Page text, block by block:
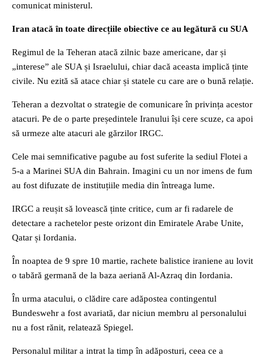
comunicat ministerul.
Iran atacă în toate direcțiile obiective ce au legătură cu SUA
Regimul de la Teheran atacă zilnic baze americane, dar și
„interese” ale SUA și Israelului, chiar dacă aceasta implică ținte
civile. Nu ezită să atace chiar și statele cu care are o bună relație.
Teheran a dezvoltat o strategie de comunicare în privința acestor
atacuri. Pe de o parte președintele Iranului își cere scuze, ca apoi
să urmeze alte atacuri ale gărzilor IRGC.
Cele mai semnificative pagube au fost suferite la sediul Flotei a
5-a a Marinei SUA din Bahrain. Imagini cu un nor imens de fum
au fost difuzate de instituțiile media din întreaga lume.
IRGC a reușit să lovească ținte critice, cum ar fi radarele de
detectare a rachetelor peste orizont din Emiratele Arabe Unite,
Qatar și Iordania.
În noaptea de 9 spre 10 martie, rachete balistice iraniene au lovit
o tabără germană de la baza aeriană Al-Azraq din Iordania.
În urma atacului, o clădire care adăpostea contingentul
Bundeswehr a fost avariată, dar niciun membru al personalului
nu a fost rănit, relatează Spiegel.
Personalul militar a intrat la timp în adăposturi, ceea ce a